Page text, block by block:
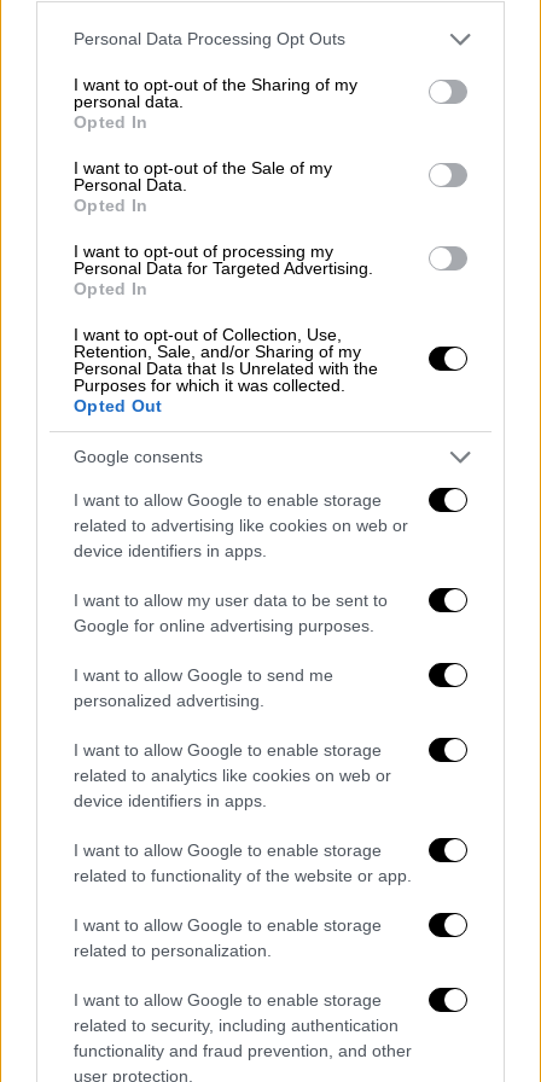
Please note that this website/app uses one or more Google
not limited to your visit or usage behaviour. You may click to
grant or deny consent to Google and its third-party tags to
use your data for below specified purposes in below Google
consent section.
Personal Data Processing Opt Outs
I want to opt-out of the Sharing of my
personal data.
Opted In
I want to opt-out of the Sale of my
Personal Data.
Opted In
I want to opt-out of processing my
Personal Data for Targeted Advertising.
Opted In
I want to opt-out of Collection, Use,
Retention, Sale, and/or Sharing of my
Personal Data that Is Unrelated with the
Purposes for which it was collected.
Opted Out
Google consents
I want to allow Google to enable storage
related to advertising like cookies on web or
device identifiers in apps.
I want to allow my user data to be sent to
Google for online advertising purposes.
I want to allow Google to send me
personalized advertising.
I want to allow Google to enable storage
related to analytics like cookies on web or
device identifiers in apps.
I want to allow Google to enable storage
related to functionality of the website or app.
I want to allow Google to enable storage
related to personalization.
I want to allow Google to enable storage
related to security, including authentication
functionality and fraud prevention, and other
user protection.
Νέα 4άρα ο Λεβαδειακός! Θρίαμβος
επί του ΟΦΗ στη Λιβαδειά
Αθλητισμός|21.09.2025 19:45
Μπλόκο της ΑΕΛ στην ΑΕΚ! Πρώτη
βαθμολογική απώλεια για την Ένωση
Το ντέρμπι άρχισε δυναμικά ως προς τις
μονομαχίες μέσα στον αγωνιστικό χώρο. Η
τακτική και η δύναμη κυριάρχησε της
ποιότητας, οπότε το θέαμα περιορίστηκε
στο α' ημίχρονο. Είναι χαρακτηριστικό πως
ελάχιστες φάσεις καταγράφηκαν και στις
δύο εστίες. Η πιο επικίνδυνη κατάσταση
συνέβη στην περιοχή του Παναθηναϊκού στο
36', οπότε ο Ντραγκόφσκι ολιγώρησε και
λίγο έλειψε να χάσει την μπάλα μπροστά απ'
το τέρμα του. Ωστόσο, έστω και με
υπερένταση, έδιωξε σε κόρνερ. Κάπως έτσι
το ημίχρονο ολοκληρώθηκε χωρίς γκολ...
Αντιθέτως, το β' ημίχρονο άρχισε με γκολ απ'
τα... αποδυτήρια για τον Παναθηναϊκός. Στο
48' ο Μπακασέτας έβγαλε ωραία ασίστ για
τον Ντέσερς, ο οποίος εκτέλεσε εύστοχα
στο τετ α τετ πετυχαίνοντας το πρώτο του
γκολ στο ελληνικό πρωτάθλημα για το 1-0
των Πρασίνων.
Ο Ολυμπιακός προσπάθησε να βγάλει
αντίδραση και άγγιξε δύο φορές το γκολ με